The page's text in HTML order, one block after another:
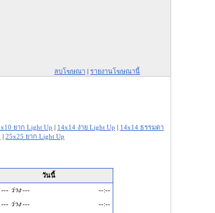
ลบโฆษณา | รายงานโฆษณานี้
ยาก Light Up | 14x14 ง่าย Light Up | 14x14 ธรรมดา
| 25x25 ยาก Light Up
วันนี้
--- ว่าง ---
--:--
--- ว่าง ---
--:--